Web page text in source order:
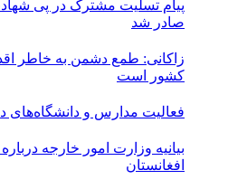
پیام تسلیت مشترک در پی
صادر شد
زاکانی: طمع دشمن به خاطر
کشور است
فعالیت مدارس و
بیانیه وزارت امور خارجه
افغانستان